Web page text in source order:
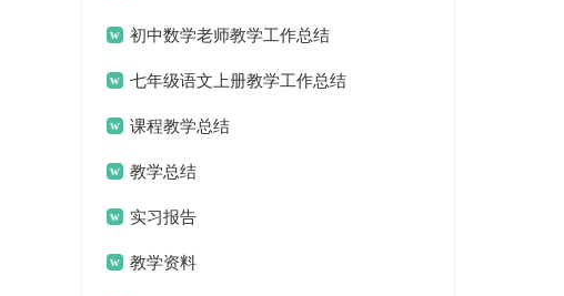
初中数学老师教学工作总结
七年级语文上册教学工作总结
课程教学总结
教学总结
实习报告
教学资料